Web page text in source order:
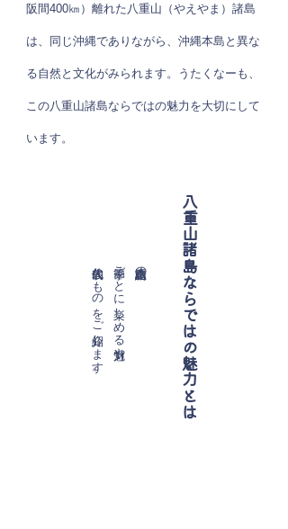
阪間400㎞）離れた八重山（やえやま）諸島
は、同じ沖縄でありながら、沖縄本島と異な
る自然と文化がみられます。うたくなーも、
この八重山諸島ならではの魅力を大切にして
います。
八重山諸島の
季節ごとに楽しめる魅力や
代表的なものをご紹介します。 八重山諸島ならではの魅力とは